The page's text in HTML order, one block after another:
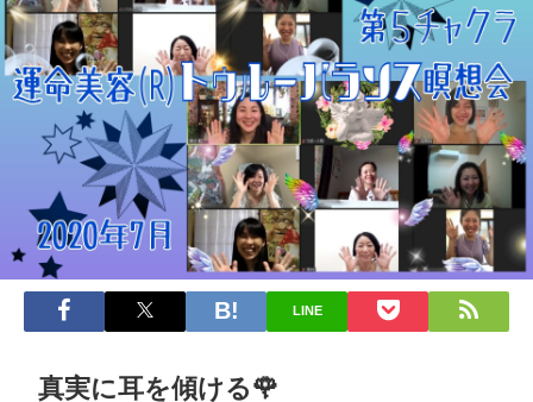
LINE
真実に耳を傾ける🌹